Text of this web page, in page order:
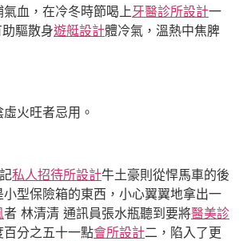
血，在冷冬時節喝上牙醫診所設計一
助驅散身遊艇設計體冷氣，溫熱中焦脾
火旺者忌用。
私人招待所設計牛土豪則從悍馬車的後
型保險箱的東西，小心翼翼地拿出一
者 林清清 通訊員張水瓶聽到要將醫美診
分之五十一點會所設計二，陷入了更